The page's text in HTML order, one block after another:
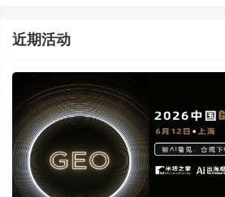
近期活动